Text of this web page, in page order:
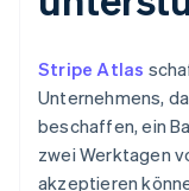
Stripe Atlas
Unternehmens,
beschaffen, ein
zwei Werktagen
akzeptieren